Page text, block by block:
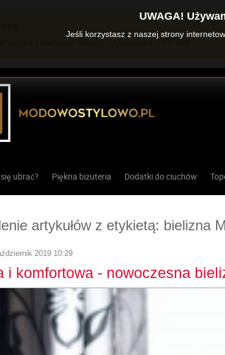
ubrać? Piękna biżuteria Dodatki do ciuchów
artykułów z etykietą: bielizna
2019 10:29
i komfortowa - nowoczesna
UWAGA!
Jeśli korzystasz z naszej strony